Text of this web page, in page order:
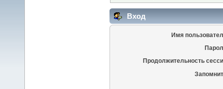
Вход
Имя
Продолжительность